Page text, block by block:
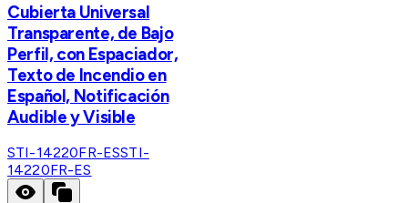
Cubierta Universal
Transparente, de Bajo
Perfil, con Espaciador,
Texto de Incendio en
Español, Notificación
Audible y Visible
STI-14220FR-ESSTI-
14220FR-ES